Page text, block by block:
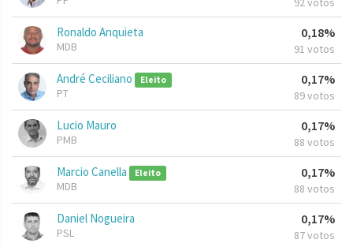
Ronaldo Anquieta
MDB
0,18%
91 votos
André Ceciliano Eleito
PT
0,17%
89 votos
Lucio Mauro
PMB
0,17%
88 votos
Marcio Canella Eleito
MDB
0,17%
88 votos
Daniel Nogueira
PSL
0,17%
87 votos